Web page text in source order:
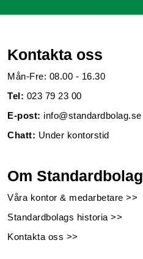
Kontakta oss
Mån-Fre: 08.00 - 16.30
Tel: 023 79 23 00
E-post: info@standardbolag.se
Chatt: Under kontorstid
Om Standardbolag
Våra kontor & medarbetare >>
Standardbolags historia >>
Kontakta oss >>